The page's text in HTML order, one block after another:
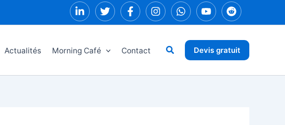
Actualités Morning Café Contact RechercherDevis gratuit